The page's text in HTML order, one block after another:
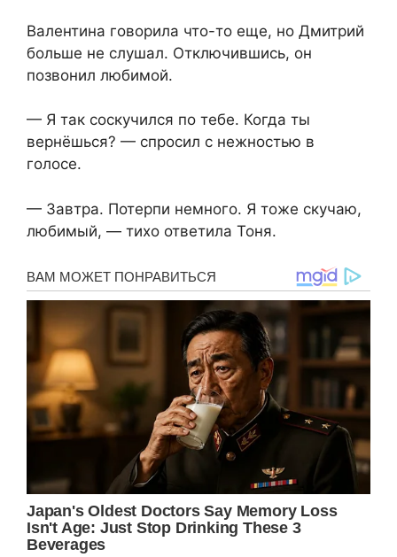
Валентина говорила что-то еще, но Дмитрий
больше не слушал. Отключившись, он
позвонил любимой.
— Я так соскучился по тебе. Когда ты
вернёшься? — спросил с нежностью в
голосе.
— Завтра. Потерпи немного. Я тоже скучаю,
любимый, — тихо ответила Тоня.